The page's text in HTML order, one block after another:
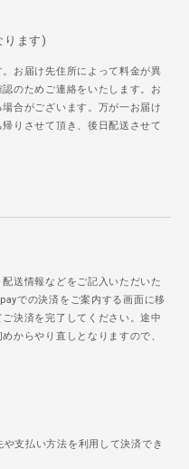
ります)
お届け先住所によって料金が異
のためご連絡をいたします。お
合がございます。万が一お届け
りさせて頂き、後日配送させて
送情報などをご記入いただいた
での決済をご案内する画面に移
決済を完了してください。途中
からやり直しとなりますので、
支払い方法を利用して決済でき